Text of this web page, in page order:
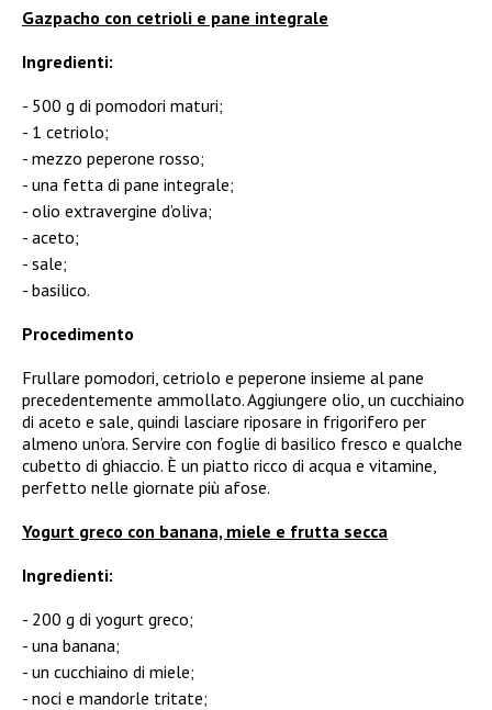
Gazpacho con cetrioli e pane integrale
Ingredienti:
500 g di pomodori maturi;
1 cetriolo;
mezzo peperone rosso;
una fetta di pane integrale;
olio extravergine d’oliva;
aceto;
sale;
basilico.
Procedimento
Frullare pomodori, cetriolo e peperone insieme al pane
precedentemente ammollato. Aggiungere olio, un cucchiaino
di aceto e sale, quindi lasciare riposare in frigorifero per
almeno un’ora. Servire con foglie di basilico fresco e qualche
cubetto di ghiaccio. È un piatto ricco di acqua e vitamine,
perfetto nelle giornate più afose.
Yogurt greco con banana, miele e frutta secca
Ingredienti:
200 g di yogurt greco;
una banana;
un cucchiaino di miele;
noci e mandorle tritate;